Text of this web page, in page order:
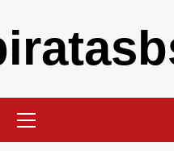
content
Menu